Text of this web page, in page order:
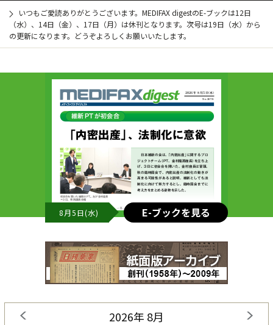
いつもご愛読ありがとうございます。MEDIFAX digestのE-ブックは12日
（水）、14日（金）、17日（月）は休刊となります。次号は19日（水）から
の更新になります。どうぞよろしくお願いいたします。
8月5日(水) E-ブックを見る
2026年 8月